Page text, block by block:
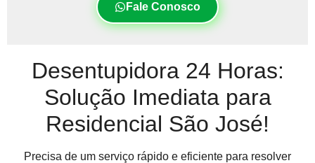
Fale Conosco
Desentupidora 24 Horas:
Solução Imediata para
Residencial São José!
Precisa de um serviço rápido e eficiente para resolver